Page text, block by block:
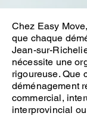
Chez Easy Move
que chaque
Jean-sur-
nécessite une
rigoureuse. Que
déménagement
commercial,
interprovincial